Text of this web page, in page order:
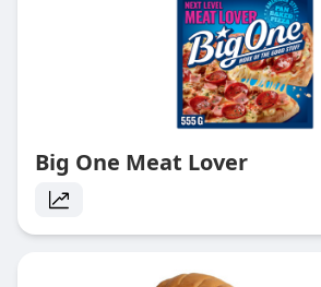
Big One Meat Lover